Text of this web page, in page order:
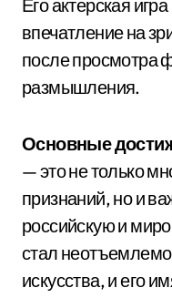
Его актерская
впечатление на
после просмотра
размышления.
Основные
— это не только
признаний, но и
российскую и
стал
искусства, и его